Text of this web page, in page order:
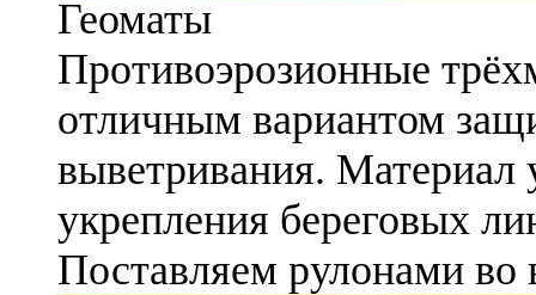
Геоматы
Противоэрозионные
отличным вариантом
выветривания. Материал
укрепления береговых
Поставляем рулонами